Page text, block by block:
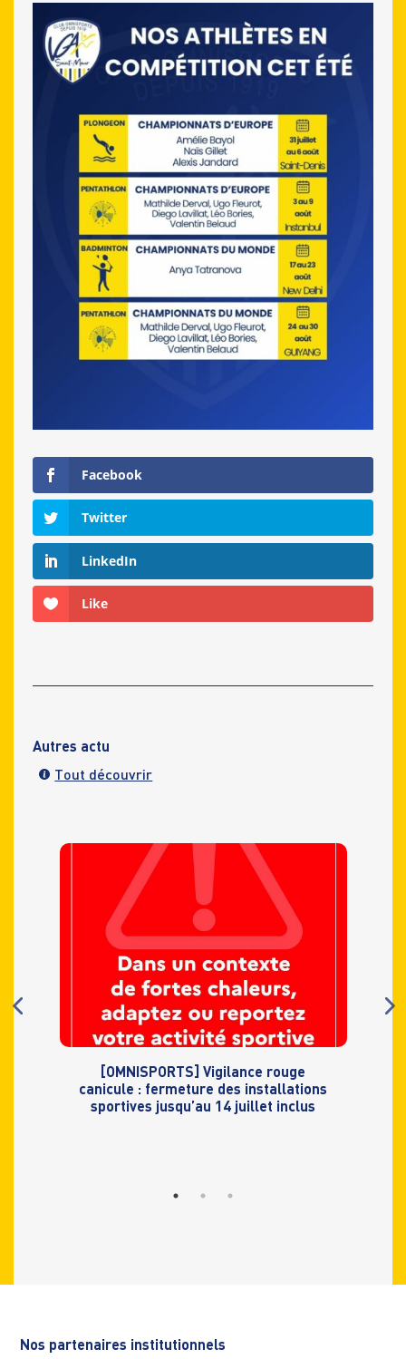
Facebook
Twitter
LinkedIn
Like
Autres actu
Tout découvrir
[OMNISPORTS] Vigilance rouge
canicule : fermeture des installations
sportives jusqu’au 14 juillet inclus
Nos partenaires institutionnels